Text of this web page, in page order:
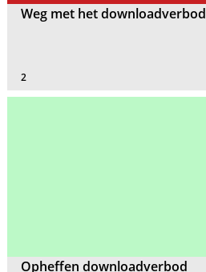
Weg met het downloadverbod
2
Opheffen downloadverbod